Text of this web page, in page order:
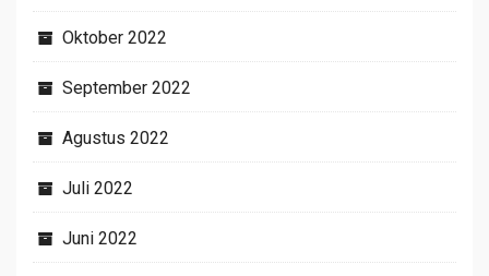
Oktober 2022
September 2022
Agustus 2022
Juli 2022
Juni 2022